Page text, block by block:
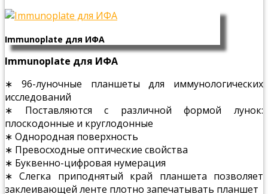
Immunoplate для ИФА
Immunoplate для ИФА
∗ 96-луночные планшеты для иммунологических
исследований
∗ Поставляются с различной формой лунок:
плоскодонные и круглодонные
∗ Однородная поверхность
∗ Превосходные оптические свойства
∗ Буквенно-цифровая нумерация
∗ Слегка приподнятый край планшета позволяет
заклеивающей ленте плотно запечатывать планшет